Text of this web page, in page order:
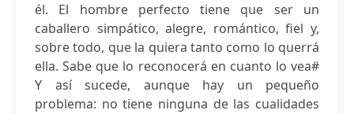
él. El hombre perfecto tiene que ser un
caballero simpático, alegre, romántico, fiel y,
sobre todo, que la quiera tanto como lo querrá
ella. Sabe que lo reconocerá en cuanto lo vea#
Y así sucede, aunque hay un pequeño
problema: no tiene ninguna de las cualidades